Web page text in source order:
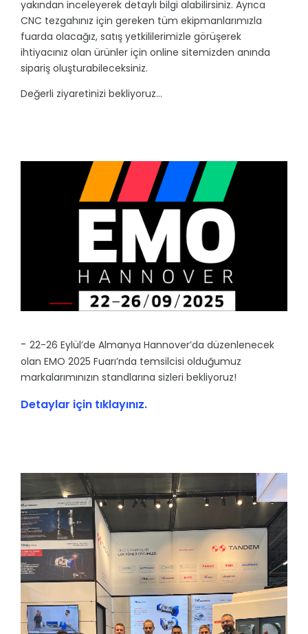
yakından inceleyerek detaylı bilgi alabilirsiniz. Ayrıca
CNC tezgahınız için gereken tüm ekipmanlarımızla
fuarda olacağız, satış yetkililerimizle görüşerek
ihtiyacınız olan ürünler için online sitemizden anında
sipariş oluşturabileceksiniz.
Değerli ziyaretinizi bekliyoruz...
- 22-26 Eylül’de Almanya Hannover’da düzenlenecek
olan EMO 2025 Fuarı’nda temsilcisi olduğumuz
markalarımınızın standlarına sizleri bekliyoruz!
Detaylar için tıklayınız.